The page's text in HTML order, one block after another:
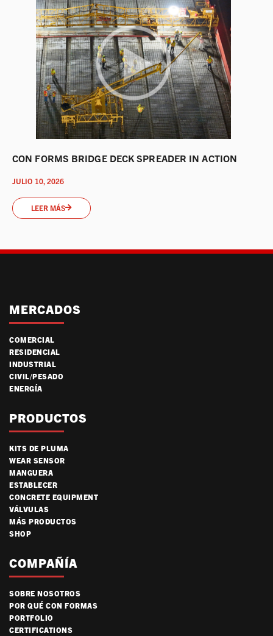
CON FORMS BRIDGE DECK SPREADER IN ACTION
JULIO 10, 2026
LEER MÁS
MERCADOS
COMERCIAL
RESIDENCIAL
INDUSTRIAL
CIVIL/PESADO
ENERGÍA
PRODUCTOS
KITS DE PLUMA
WEAR SENSOR
MANGUERA
ESTABLECER
CONCRETE EQUIPMENT
VÁLVULAS
MÁS PRODUCTOS
SHOP
COMPAÑÍA
SOBRE NOSOTROS
POR QUÉ CON FORMAS
PORTFOLIO
CERTIFICATIONS